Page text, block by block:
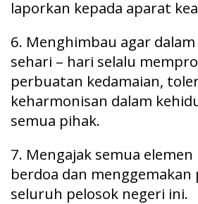
laporkan kepada aparat
6. Menghimbau agar
sehari – hari selalu
perbuatan kedamaian,
keharmonisan dalam
semua pihak.
7. Mengajak semua
berdoa dan menggemakan
seluruh pelosok negeri ini.